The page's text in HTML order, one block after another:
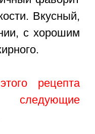
Вкусный,
с хорошим
рецепта
следующие